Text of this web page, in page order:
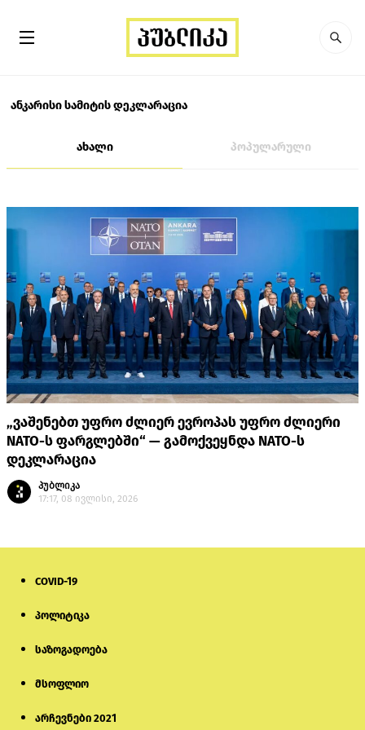
ანკარისი სამიტის დეკლარაცია
ახალი პოპულარული
„ვაშენებთ უფრო ძლიერ ევროპას უფრო ძლიერი
NATO-ს ფარგლებში“ — გამოქვეყნდა NATO-ს
დეკლარაცია
პუბლიკა
17:17, 08 ივლისი, 2026
COVID-19
პოლიტიკა
საზოგადოება
მსოფლიო
არჩევნები 2021